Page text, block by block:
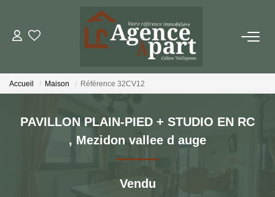
NOS BIENS
Accueil Maison Référence 32CV12
PAVILLON PLAIN-PIED + STUDIO EN RC
, Mezidon vallee d auge
Vendu